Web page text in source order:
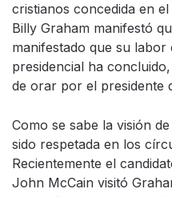
cristianos concedida en
Billy Graham manifestó
manifestado que su
presidencial ha
de orar por el presidente
Como se sabe la visión
sido respetada en los
Recientemente el
John McCain visitó